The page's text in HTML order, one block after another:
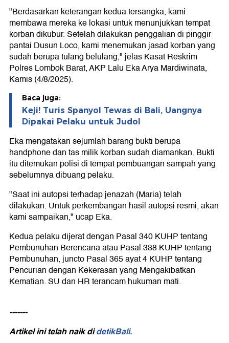
"Berdasarkan keterangan kedua tersangka, kami
membawa mereka ke lokasi untuk menunjukkan tempat
korban dikubur. Setelah dilakukan penggalian di pinggir
pantai Dusun Loco, kami menemukan jasad korban yang
sudah berupa tulang belulang," jelas Kasat Reskrim
Polres Lombok Barat, AKP Lalu Eka Arya Mardiwinata,
Kamis (4/8/2025).
Baca juga:
Keji! Turis Spanyol Tewas di Bali, Uangnya
Dipakai Pelaku untuk Judol
Eka mengatakan sejumlah barang bukti berupa
handphone dan tas milik korban sudah diamankan. Bukti
itu ditemukan polisi di tempat pembuangan sampah yang
sebelumnya dibuang pelaku.
"Saat ini autopsi terhadap jenazah (Maria) telah
dilakukan. Untuk perkembangan hasil autopsi resmi, akan
kami sampaikan," ucap Eka.
Kedua pelaku dijerat dengan Pasal 340 KUHP tentang
Pembunuhan Berencana atau Pasal 338 KUHP tentang
Pembunuhan, juncto Pasal 365 ayat 4 KUHP tentang
Pencurian dengan Kekerasan yang Mengakibatkan
Kematian. SU dan HR terancam hukuman mati.
-------
Artikel ini telah naik didetikBali.